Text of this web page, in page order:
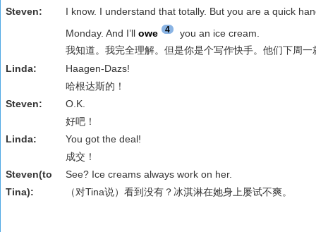
Steven:
I know. I understand that totally. But you are a quick
Monday. And I’llowe 4
you an ice cream.
我知道。我完全理解。但是你是个写作快手。他们下周
Linda:
Haagen-Dazs!
哈根达斯的！
Steven:
O.K.
好吧！
Linda:
You got the deal!
成交！
Steven(to
Tina):
See? Ice creams always work on her.
（对Tina说）看到没有？冰淇淋在她身上屡试不爽。